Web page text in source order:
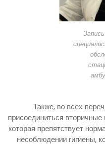
Также, во всех
присоединиться
которая препятствует
несоблюдении гигиены,